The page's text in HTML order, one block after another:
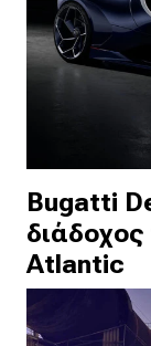
Bugatti
διάδοχος
Atlantic